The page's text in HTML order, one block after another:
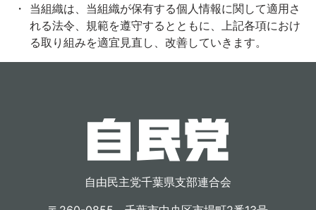
当組織は、当組織が保有する個人情報に関して適用さ
れる法令、規範を遵守するとともに、上記各項におけ
る取り組みを適宜見直し、改善していきます。
自由民主党千葉県支部連合会